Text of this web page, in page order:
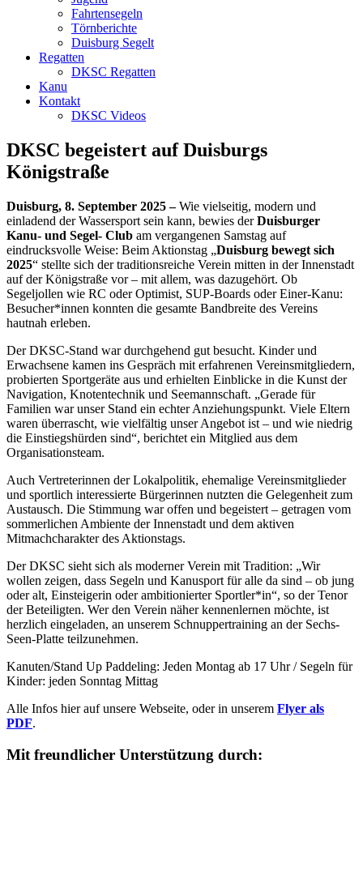
Fahrtensegeln
Törnberichte
Duisburg Segelt
Regatten
DKSC Regatten
Kanu
Kontakt
DKSC Videos
DKSC begeistert auf Duisburgs
Königstraße
Duisburg, 8. September 2025 –Wie vielseitig, modern und
einladend der Wassersport sein kann, bewies derDuisburger
Kanu- und Segel- Club am vergangenen Samstag auf
eindrucksvolle Weise: Beim Aktionstag „Duisburg bewegt sich
2025“ stellte sich der traditionsreiche Verein mitten in der Innenstadt
auf der Königstraße vor – mit allem, was dazugehört. Ob
Segeljollen wie RC oder Optimist, SUP-Boards oder Einer-Kanu:
Besucher*innen konnten die gesamte Bandbreite des Vereins
hautnah erleben.
Der DKSC-Stand war durchgehend gut besucht. Kinder und
Erwachsene kamen ins Gespräch mit erfahrenen Vereinsmitgliedern,
probierten Sportgeräte aus und erhielten Einblicke in die Kunst der
Navigation, Knotentechnik und Seemannschaft. „Gerade für
Familien war unser Stand ein echter Anziehungspunkt. Viele Eltern
waren überrascht, wie vielfältig unser Angebot ist – und wie niedrig
die Einstiegshürden sind“, berichtet ein Mitglied aus dem
Organisationsteam.
Auch Vertreterinnen der Lokalpolitik, ehemalige Vereinsmitglieder
und sportlich interessierte Bürgerinnen nutzten die Gelegenheit zum
Austausch. Die Stimmung war offen und begeistert – getragen vom
sommerlichen Ambiente der Innenstadt und dem aktiven
Mitmachcharakter des Aktionstags.
Der DKSC sieht sich als moderner Verein mit Tradition: „Wir
wollen zeigen, dass Segeln und Kanusport für alle da sind – ob jung
oder alt, Einsteigerin oder ambitionierter Sportler*in“, so der Tenor
der Beteiligten. Wer den Verein näher kennenlernen möchte, ist
herzlich eingeladen, an unserem Schnuppertraining an der Sechs-
Seen-Platte teilzunehmen.
Kanuten/Stand Up Paddeling: Jeden Montag ab 17 Uhr / Segeln für
Kinder: jeden Sonntag Mittag
Alle Infos hier auf unsere Webseite, oder in unserem Flyer als
PDF.
Mit freundlicher Unterstützung durch: